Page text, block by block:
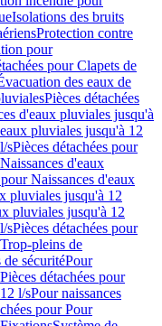
Isolations des bruits
Protection contre
pour
pour Clapets de
des eaux de
Pièces détachées
d'eaux pluviales jusqu'à
pluviales jusqu'à 12
sPièces détachées pour
Naissances d'eaux
Naissances d'eaux
pluviales jusqu'à 12
pluviales jusqu'à 12
sPièces détachées pour
Trop-pleins de
de sécuritéPour
Pièces détachées pour
l/sPour naissances
pour Pour